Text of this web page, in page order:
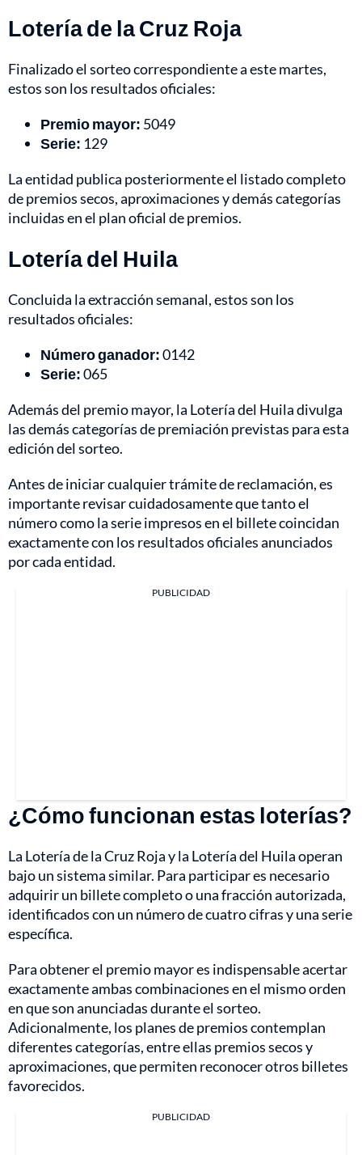
Lotería de la Cruz Roja
Finalizado el sorteo correspondiente a este martes,
estos son los resultados oficiales:
Premio mayor: 5049
Serie: 129
La entidad publica posteriormente el listado completo
de premios secos, aproximaciones y demás categorías
incluidas en el plan oficial de premios.
Lotería del Huila
Concluida la extracción semanal, estos son los
resultados oficiales:
Número ganador:0142
Serie:065
Además del premio mayor, la Lotería del Huila divulga
las demás categorías de premiación previstas para esta
edición del sorteo.
Antes de iniciar cualquier trámite de reclamación, es
importante revisar cuidadosamente que tanto el
número como la serie impresos en el billete coincidan
exactamente con los resultados oficiales anunciados
por cada entidad.
PUBLICIDAD
¿Cómo funcionan estas loterías?
La Lotería de la Cruz Roja y la Lotería del Huila operan
bajo un sistema similar. Para participar es necesario
adquirir un billete completo o una fracción autorizada,
identificados con un número de cuatro cifras y una serie
específica.
Para obtener el premio mayor es indispensable acertar
exactamente ambas combinaciones en el mismo orden
en que son anunciadas durante el sorteo.
Adicionalmente, los planes de premios contemplan
diferentes categorías, entre ellas premios secos y
aproximaciones, que permiten reconocer otros billetes
favorecidos.
PUBLICIDAD